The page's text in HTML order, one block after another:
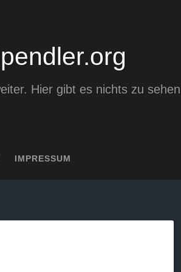
Hier gibt es nichts zu
IMPRESSUM